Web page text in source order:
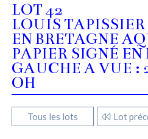
LOT 42
LOUIS
EN BRETAGNE
PAPIER SIGNÉ EN
GAUCHE A VUE :
OH
Tous les lots Lot